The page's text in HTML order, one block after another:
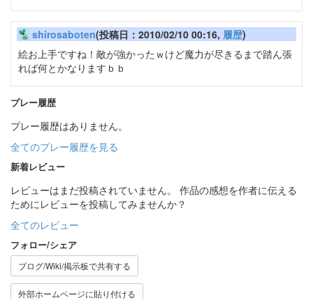
shirosaboten(投稿日：2010/02/10 00:16, 履歴)
絵お上手ですね！敵が強かったｗけど魔力が尽きるまで踏ん張
れば何とかなりますｂｂ
プレー履歴
プレー履歴はありません。
全てのプレー履歴を見る
新着レビュー
レビューはまだ投稿されていません。 作品の感想を作者に伝える
ためにレビューを投稿してみませんか？
全てのレビュー
フォロー/シェア
ブログ/Wiki/掲示板で共有する
外部ホームページに貼り付ける